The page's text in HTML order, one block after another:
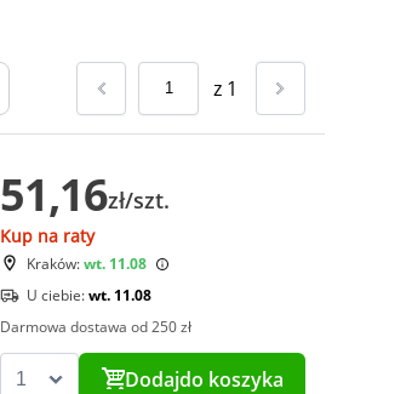
z 1
51,16zł/szt.
Kup na raty
Kraków:wt. 11.08
U ciebie:wt. 11.08
Darmowa dostawa od 250 zł
Dodajdo koszyka